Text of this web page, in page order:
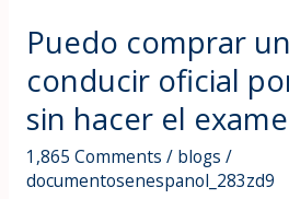
Puedo comprar
conducir oficial
sin hacer el
1,865 Comments / blogs /
documentosenespanol_283zd9
Puedo
un
permiso
de
conducir